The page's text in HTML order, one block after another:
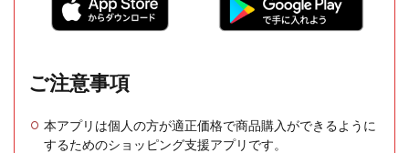
ご注意事項
本アプリは個人の方が適正価格で商品購入ができるように
するためのショッピング支援アプリです。